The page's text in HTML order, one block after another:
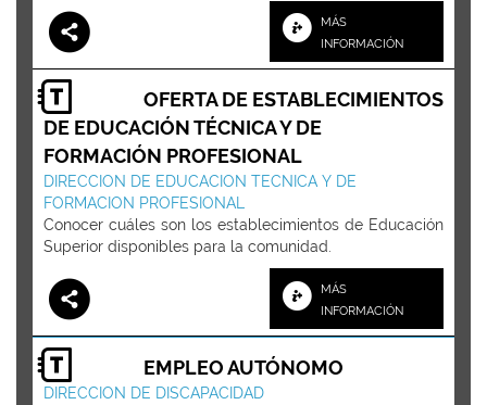
MÁS
INFORMACIÓN
OFERTA DE ESTABLECIMIENTOS
DE EDUCACIÓN TÉCNICA Y DE
FORMACIÓN PROFESIONAL
DIRECCION DE EDUCACION TECNICA Y DE
FORMACION PROFESIONAL
Conocer cuáles son los establecimientos de Educación
Superior disponibles para la comunidad.
MÁS
INFORMACIÓN
EMPLEO AUTÓNOMO
DIRECCION DE DISCAPACIDAD